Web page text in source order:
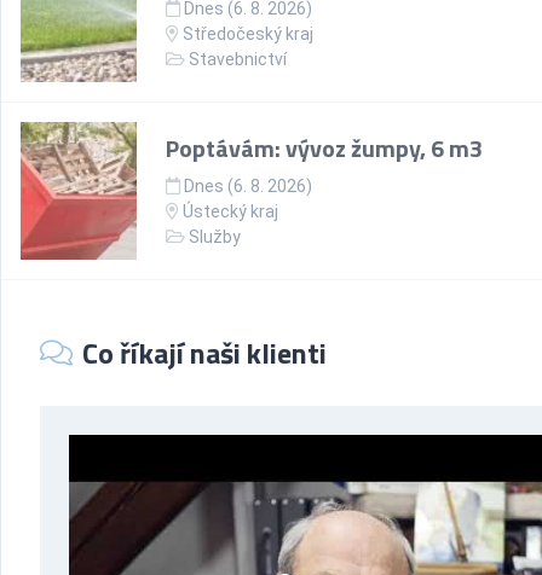
Dnes (6. 8. 2026)
Středočeský kraj
Stavebnictví
Poptávám: vývoz žumpy, 6 m3
Dnes (6. 8. 2026)
Ústecký kraj
Služby
Co říkají naši klienti